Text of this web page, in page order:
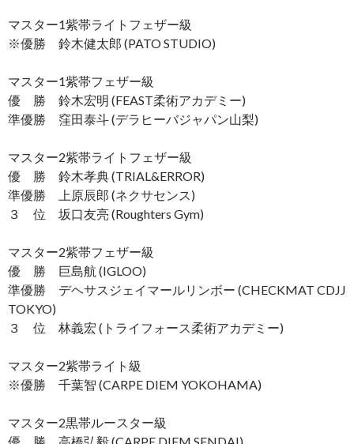
マスター1紫帯ライトフェザー級
※優勝 鈴木健太郎 (PATO STUDIO)
マスター1紫帯フェザー級
優 勝 鈴木宏明 (FEAST柔術アカデミー)
準優勝 窪田泰斗 (デラヒーバジャパン山梨)
マスター2紫帯ライトフェザー級
優 勝 鈴木孝典 (TRIAL&ERROR)
準優勝 上原辰郎 (ネクサセンス)
３ 位 坂口友亮 (Roughters Gym)
マスター2紫帯フェザー級
優 勝 巨島航 (IGLOO)
準優勝 デヘサスジェイマールリンボー (CHECKMAT CDJJ
TOKYO)
３ 位 林義宏 (トライフォース柔術アカデミー)
マスター2紫帯ライト級
※優勝 千葉智 (CARPE DIEM YOKOHAMA)
マスター2黒帯ルースター級